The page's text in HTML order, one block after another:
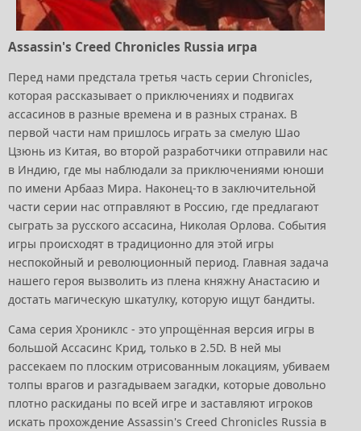
Assassin's Creed Chronicles Russia игра
Перед нами предстала третья часть серии Chronicles,
которая рассказывает о приключениях и подвигах
ассасинов в разные времена и в разных странах. В
первой части нам пришлось играть за смелую Шао
Цзюнь из Китая, во второй разработчики отправили нас
в Индию, где мы наблюдали за приключениями юноши
по имени Арбааз Мира. Наконец-то в заключительной
части серии нас отправляют в Россию, где предлагают
сыграть за русского ассасина, Николая Орлова. События
игры происходят в традиционно для этой игры
неспокойный и революционный период. Главная задача
нашего героя вызволить из плена княжну Анастасию и
достать магическую шкатулку, которую ищут бандиты.
Сама серия Хрониклс - это упрощённая версия игры в
большой Ассасинс Крид, только в 2.5D. В ней мы
рассекаем по плоским отрисованным локациям, убиваем
толпы врагов и разгадываем загадки, которые довольно
плотно раскиданы по всей игре и заставляют игроков
искать прохождение Assassin's Creed Chronicles Russia в